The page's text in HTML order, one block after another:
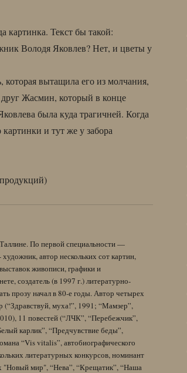
Текст бы такой:
Володя Яковлев? Нет, и цветы у
вытащила его из молчания,
Жасмин, который в конце
была куда трагичней. Когда
и тут же у забора
По первой специальности —
автор нескольких сот картин,
живописи, графики и
создатель (в 1997 г.) литературно-
прозу начал в 80-е годы. Автор четырех
(“Здравствуй, муха!”, 1991; “Мамзер”,
11 повестей (“ЛЧК”, “Перебежчик”,
карлик”, “Предчувствие беды”,
“Vis vitalis”, автобиографического
литературных конкурсов, номинант
"Новый мир", “Нева”, “Крещатик”, “Наша